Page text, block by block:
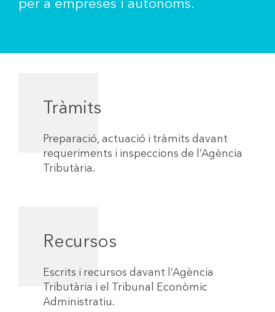
per a empreses i autònoms.
Tràmits
Preparació, actuació i tràmits davant
requeriments i inspeccions de l’Agència
Tributària.
Recursos
Escrits i recursos davant l’Agència
Tributària i el Tribunal Econòmic
Administratiu.